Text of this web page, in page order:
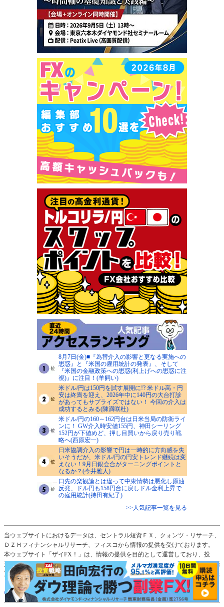
8月7日(金)■『為替介入の影響と更なる実施への
思惑』と『米国の雇用統計の発表』、そして
『米国の金融政策への思惑(利上げへの思惑に注
視)』に注目！(羊飼い)
米ドル/円は150円を試す展開に!? 米ドル高・円
安は終焉を迎え、2026年中に140円の大台打診
があってもサプライズではない！ 今回の介入は
成功するとみる(陳満咲杜)
米ドル/円の160～162円台は日米当局の防衛ライ
ンに！ GW介入時安値155円、神田シーリング
152円が下値めど、押し目買いから戻り売り戦
略へ(西原宏一)
日米協調介入の影響で円は一時的に方向感を失
いそうだが、米ドル/円の円安トレンド継続は変
えない！9月日銀会合がターニングポイントと
なるか？(今井雅人)
口先の楽観論とは違って中東情勢は悪化し原油
反発、ドル円も158円台に戻しドル金利上昇で
の雇用統計(持田有紀子)
>>人気記事一覧を見る
当ウェブサイトにおけるデータは、セントラル短資ＦＸ、クォンツ・リサーチ、
ＤＺＨフィナンシャルリサーチ、フィスコから情報の提供を受けております。
本ウェブサイト「ザイFX！」は、情報の提供を目的として運営しており、投
資、その他の行動を勧誘する目的では運営しておりません。通貨ペアの選択、売
買レートなど投資の最終決定は、お客様ご自身の判断でなさるようにお願いいた
します。さらに詳しいことは「免責事項」、「プライバシー・ポリシー、著作
権」のページをご確認ください。